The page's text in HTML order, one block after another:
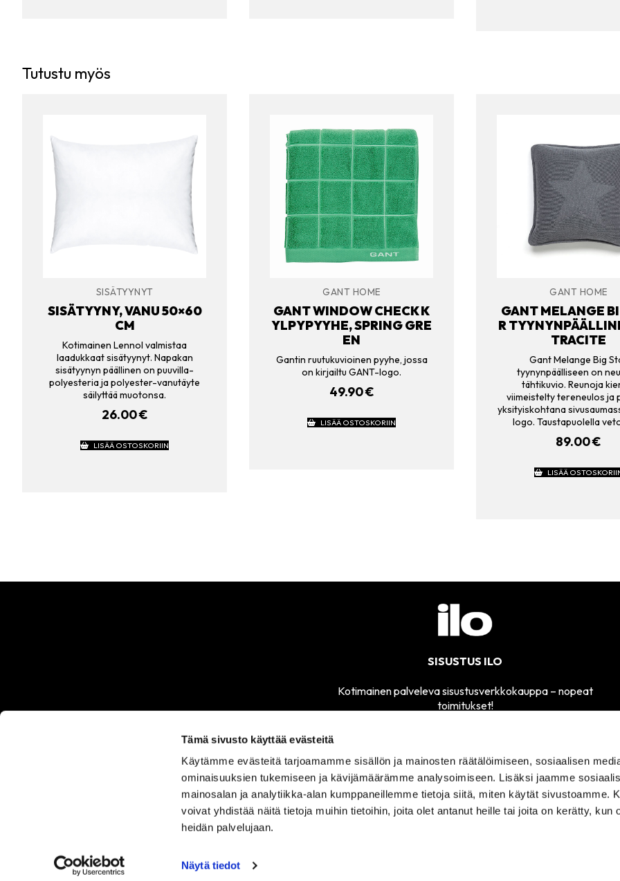
Tämä sivusto käyttää evästeitä
Käytämme evästeitä tarjoamamme sisällön ja mainosten räätälöimiseen, sosiaalisen
ominaisuuksien tukemiseen ja kävijämäärämme analysoimiseen. Lisäksi jaamme
mainosalan ja analytiikka-alan kumppaneillemme tietoja siitä, miten käytät sivustoamme.
voivat yhdistää näitä tietoja muihin tietoihin, joita olet antanut heille tai joita on kerätty, kun
heidän palvelujaan.
Näytä tiedot
Tutustu myös
SISÄTYYNYT
SISÄTYYNY, VANU 50×60
CM
Kotimainen Lennol valmistaa
laadukkaat sisätyynyt. Napakan
sisätyynyn päällinen on puuvilla-
polyesteria ja polyester-vanutäyte
säilyttää muotonsa.
26.00€
LISÄÄ OSTOSKORIIN
GANT HOME
GANT WINDOW CHECK K
YLPYPYYHE, SPRING GRE
EN
Gantin ruutukuvioinen pyyhe, jossa
on kirjailtu GANT-logo.
49.90€
LISÄÄ OSTOSKORIIN
GANT HOME
GANT MELANGE
R
TRACITE
Gant Melange Big
tyynynpäälliseen on
tähtikuvio. Reunoja
viimeistelty tereneulos ja
yksityiskohtana
logo. Taustapuolella
89.00€
LISÄÄ
SISUSTUS ILO
Kotimainen palveleva sisustusverkkokauppa – nopeat
toimitukset!
ASIAKASPALVELU
050 555
0330
MYYMÄLÄMME
AVOINNA
TI-PE 11-17
SÄHKÖPOSTI
sisustusilo@sisustusilo.fi
SISUSTUS ILO TUOTEVALIKOIMA OMA TILI